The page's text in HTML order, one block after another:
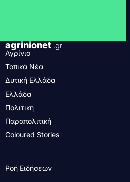
agrinionet .gr
Αγρίνιο
Τοπικά Νέα
Δυτική Ελλάδα
Ελλάδα
Πολιτική
Παραπολιτική
Coloured Stories
Ροή Ειδήσεων